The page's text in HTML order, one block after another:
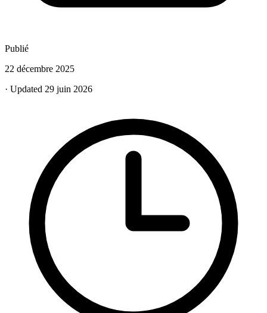
Publié
22 décembre 2025
· Updated 29 juin 2026